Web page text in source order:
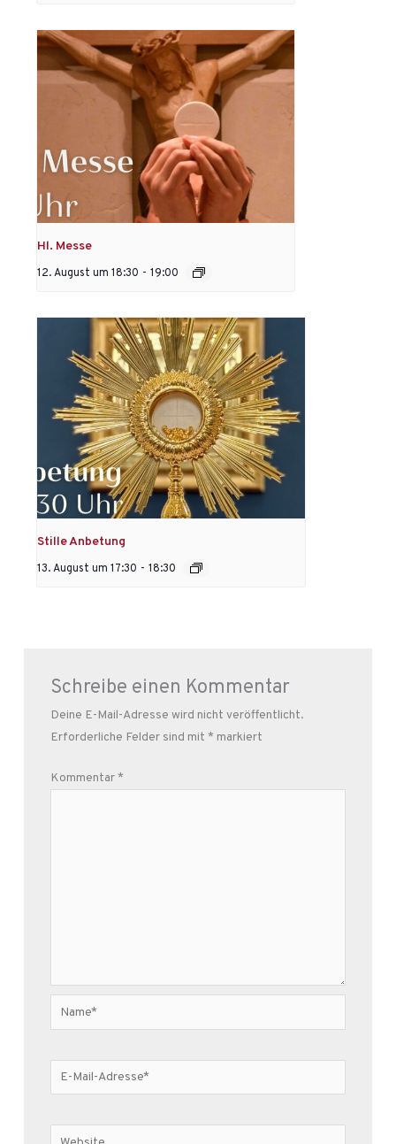
Hl. Messe
12. August um 18:30 - 19:00
Stille Anbetung
13. August um 17:30 - 18:30
Schreibe einen Kommentar
Deine E-Mail-Adresse wird nicht veröffentlicht.
Erforderliche Felder sind mit * markiert
Kommentar*
Name*
E-
Mail-
Website